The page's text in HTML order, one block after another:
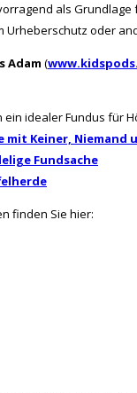
als
oder
Adam (
ein idealer Fundus für
mit Keiner, Niemand
Fundsache
finden Sie hier: